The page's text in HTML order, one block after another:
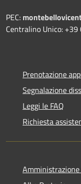
PEC:
Centralino Unico:
Prenotazione
Segnalazione
Leggi le FAQ
Richiesta